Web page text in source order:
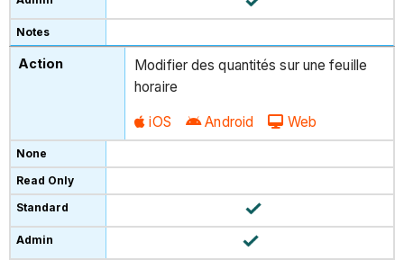
Modifier des quantités sur une feuille
horaire
iOS Android Web